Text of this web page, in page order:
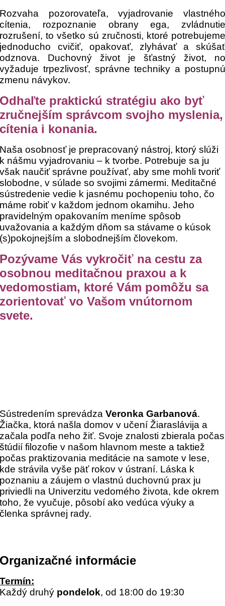
Rozvaha pozorovateľa, vyjadrovanie vlastného
cítenia, rozpoznanie obrany ega, zvládnutie
rozrušení, to všetko sú zručnosti, ktoré potrebujeme
jednoducho cvičiť, opakovať, zlyhávať a skúšať
odznova. Duchovný život je šťastný život, no
vyžaduje trpezlivosť, správne techniky a postupnú
zmenu návykov.
Odhaľte praktickú stratégiu ako byť
zručnejším správcom svojho myslenia,
cítenia i konania.
Naša osobnosť je prepracovaný nástroj, ktorý slúži
k nášmu vyjadrovaniu – k tvorbe. Potrebuje sa ju
však naučiť správne používať, aby sme mohli tvoriť
slobodne, v súlade so svojimi zámermi. Meditačné
sústredenie vedie k jasnému pochopeniu toho, čo
máme robiť v každom jednom okamihu. Jeho
pravidelným opakovaním meníme spôsob
uvažovania a každým dňom sa stávame o kúsok
(s)pokojnejším a slobodnejším človekom.
Pozývame Vás vykročiť na cestu za
osobnou meditačnou praxou a k
vedomostiam, ktoré Vám pomôžu sa
zorientovať vo Vašom vnútornom
svete.
Sústredením sprevádzaVeronka Garbanová.
Žiačka, ktorá našla domov v učení Žiaraslávija a
začala podľa neho žiť. Svoje znalosti zbierala počas
štúdií filozofie v našom hlavnom meste a taktiež
počas praktizovania meditácie na samote v lese,
kde strávila vyše päť rokov v ústraní. Láska k
poznaniu a záujem o vlastnú duchovnú prax ju
priviedli na Univerzitu vedomého života, kde okrem
toho, že vyučuje, pôsobí ako vedúca výuky a
členka správnej rady.
Organizačné informácie
Termín:
Každý druhý pondelok, od 18:00 do 19:30